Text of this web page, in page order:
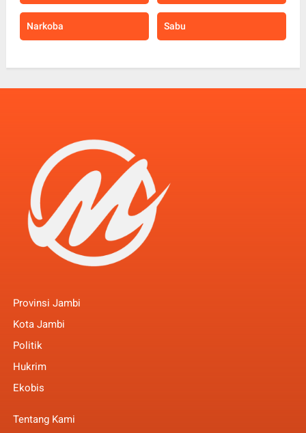
Narkoba Sabu
Provinsi Jambi
Kota Jambi
Politik
Hukrim
Ekobis
Tentang Kami